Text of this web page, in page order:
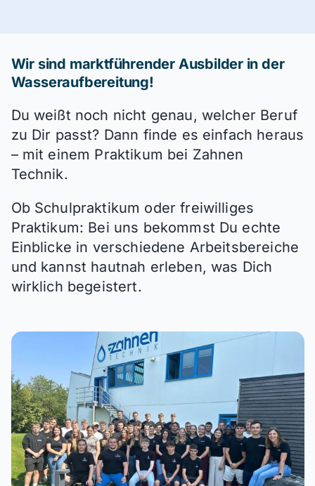
Wir sind marktführender Ausbilder in der
Wasseraufbereitung!
Du weißt noch nicht genau, welcher Beruf
zu Dir passt? Dann finde es einfach heraus
– mit einem Praktikum bei Zahnen
Technik.
Ob Schulpraktikum oder freiwilliges
Praktikum: Bei uns bekommst Du echte
Einblicke in verschiedene Arbeitsbereiche
und kannst hautnah erleben, was Dich
wirklich begeistert.